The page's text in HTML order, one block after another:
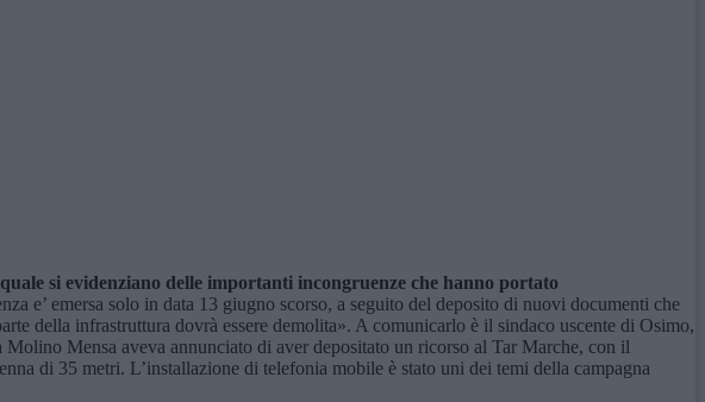
si evidenziano delle importanti incongruenze che hanno portato
e’ emersa solo in data 13 giugno scorso, a seguito del deposito di nuovi documenti che
della infrastruttura dovrà essere demolita». A comunicarlo è il sindaco uscente di Osimo,
Mensa aveva annunciato di aver depositato un ricorso al Tar Marche, con il
di 35 metri. L’installazione di telefonia mobile è stato uni dei temi della campagna